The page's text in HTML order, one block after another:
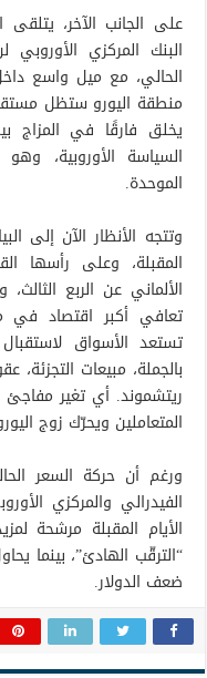
على الجانب الآخر،
البنك المركزي
الحالي، مع ميل واسع
منطقة اليورو ستظل
يخلق فارقًا في المزاج
السياسة الأوروبية،
الموحدة.
وتتجه الأنظار الآن إلى
المقبلة، وعلى رأسها
الألماني عن الربع
تعافي أكبر اقتصاد في
تستعد الأسواق
بالجملة، مبيعات
ريتشموند. أي تغير
المتعاملين ويحرّك زوج
ورغم أن حركة السعر
الفيدرالي والمركزي
الأيام المقبلة مرشحة
“الترقّب الهادئ”، بينما
ضعف الدولار.